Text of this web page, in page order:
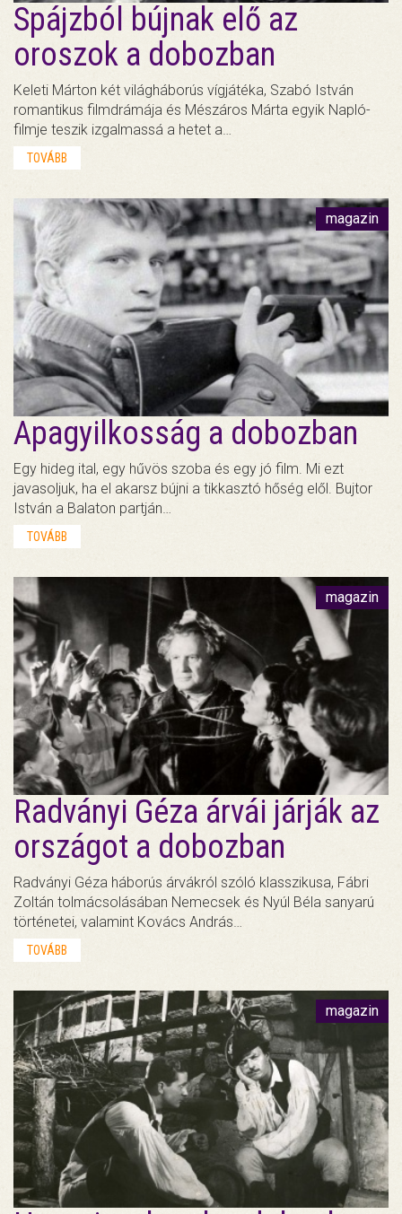
Spájzból bújnak elő az
oroszok a dobozban
Keleti Márton két világháborús vígjátéka, Szabó István
romantikus filmdrámája és Mészáros Márta egyik Napló-
filmje teszik izgalmassá a hetet a…
TOVÁBB
magazin
Apagyilkosság a dobozban
Egy hideg ital, egy hűvös szoba és egy jó film. Mi ezt
javasoljuk, ha el akarsz bújni a tikkasztó hőség elől. Bujtor
István a Balaton partján…
TOVÁBB
magazin
Radványi Géza árvái járják az
országot a dobozban
Radványi Géza háborús árvákról szóló klasszikusa, Fábri
Zoltán tolmácsolásában Nemecsek és Nyúl Béla sanyarú
történetei, valamint Kovács András…
TOVÁBB
magazin